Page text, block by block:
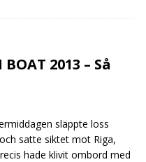
2013 – Så
släppte loss
satte siktet mot Riga,
hade klivit ombord med